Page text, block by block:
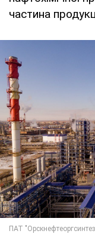
частина